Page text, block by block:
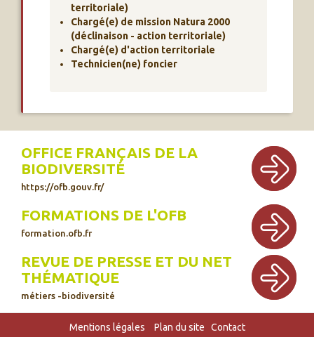
territoriale)
Chargé(e) de mission Natura 2000
(déclinaison - action territoriale)
Chargé(e) d'action territoriale
Technicien(ne) foncier
OFFICE FRANÇAIS DE LA
BIODIVERSITÉ
https://ofb.gouv.fr/
FORMATIONS DE L'OFB
formation.ofb.fr
REVUE DE PRESSE ET DU NET
THÉMATIQUE
métiers -biodiversité
Mentions légales Plan du site Contact